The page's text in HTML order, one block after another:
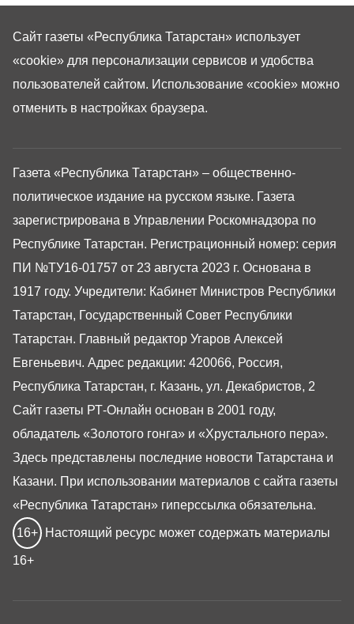
Газета «Республика Татарстан» – общественно-
политическое издание на русском языке. Газета
зарегистрирована в Управлении Роскомнадзора по
Республике Татарстан. Регистрационный номер: серия
ПИ №ТУ16-01757 от 23 августа 2023 г. Основана в
1917 году. Учредители: Кабинет Министров Республики
Татарстан, Государственный Совет Республики
Татарстан. Главный редактор Угаров Алексей
Евгеньевич. Адрес редакции: 420066, Россия,
Республика Татарстан, г. Казань, ул. Декабристов, 2
Сайт газеты РТ-Онлайн основан в 2001 году,
обладатель «Золотого гонга» и «Хрустального пера».
Здесь представлены последние новости Татарстана и
Казани. При использовании материалов с сайта газеты
«Республика Татарстан» гиперссылка обязательна.
16+ Настоящий ресурс может содержать материалы
16+
Сайт газеты «Республика Татарстан» использует
«cookie» для персонализации сервисов и удобства
пользователей сайтом. Использование «cookie» можно
отменить в настройках браузера.